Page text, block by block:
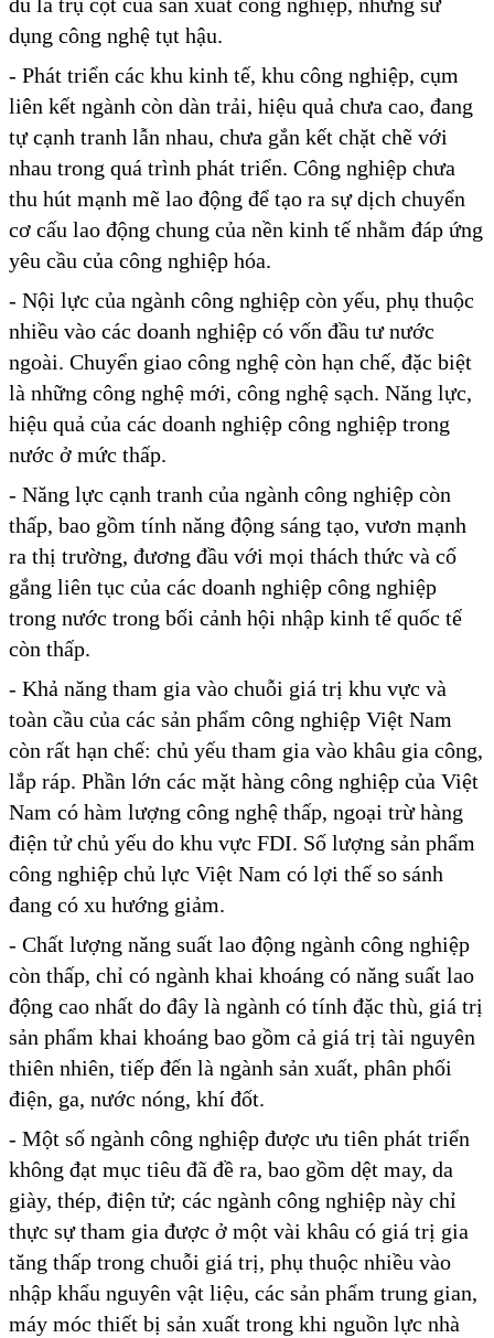
dụng công nghệ tụt hậu.
- Phát triển các khu kinh tế, khu công nghiệp, cụm
liên kết ngành còn dàn trải, hiệu quả chưa cao, đang
tự cạnh tranh lẫn nhau, chưa gắn kết chặt chẽ với
nhau trong quá trình phát triển. Công nghiệp chưa
thu hút mạnh mẽ lao động để tạo ra sự dịch chuyển
cơ cấu lao động chung của nền kinh tế nhằm đáp ứng
yêu cầu của công nghiệp hóa.
- Nội lực của ngành công nghiệp còn yếu, phụ thuộc
nhiều vào các doanh nghiệp có vốn đầu tư nước
ngoài. Chuyển giao công nghệ còn hạn chế, đặc biệt
là những công nghệ mới, công nghệ sạch. Năng lực,
hiệu quả của các doanh nghiệp công nghiệp trong
nước ở mức thấp.
- Năng lực cạnh tranh của ngành công nghiệp còn
thấp, bao gồm tính năng động sáng tạo, vươn mạnh
ra thị trường, đương đầu với mọi thách thức và cố
gắng liên tục của các doanh nghiệp công nghiệp
trong nước trong bối cảnh hội nhập kinh tế quốc tế
còn thấp.
- Khả năng tham gia vào chuỗi giá trị khu vực và
toàn cầu của các sản phẩm công nghiệp Việt Nam
còn rất hạn chế: chủ yếu tham gia vào khâu gia công,
lắp ráp. Phần lớn các mặt hàng công nghiệp của Việt
Nam có hàm lượng công nghệ thấp, ngoại trừ hàng
điện tử chủ yếu do khu vực FDI. Số lượng sản phẩm
công nghiệp chủ lực Việt Nam có lợi thế so sánh
đang có xu hướng giảm.
- Chất lượng năng suất lao động ngành công nghiệp
còn thấp, chỉ có ngành khai khoáng có năng suất lao
động cao nhất do đây là ngành có tính đặc thù, giá trị
sản phẩm khai khoáng bao gồm cả giá trị tài nguyên
thiên nhiên, tiếp đến là ngành sản xuất, phân phối
điện, ga, nước nóng, khí đốt.
- Một số ngành công nghiệp được ưu tiên phát triển
không đạt mục tiêu đã đề ra, bao gồm dệt may, da
giày, thép, điện tử; các ngành công nghiệp này chỉ
thực sự tham gia được ở một vài khâu có giá trị gia
tăng thấp trong chuỗi giá trị, phụ thuộc nhiều vào
nhập khẩu nguyên vật liệu, các sản phẩm trung gian,
máy móc thiết bị sản xuất trong khi nguồn lực nhà